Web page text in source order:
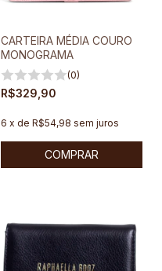
CARTEIRA MÉDIA COURO
MONOGRAMA
(0)
R$329,90
6 x de R$54,98 sem juros
COMPRAR